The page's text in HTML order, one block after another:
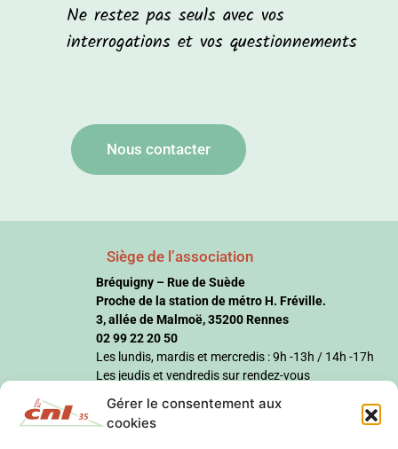
Gérer le consentement aux
cookies
Ne restez pas seuls avec vos
interrogations et vos questionnements
Nous contacter
Siège de l’association
Bréquigny – Rue de Suède
Proche de la station de métro H. Fréville.
3, allée de Malmoë, 35200 Rennes
02 99 22 20 50
Les lundis, mardis et mercredis : 9h -13h / 14h -17h
Les jeudis et vendredis sur rendez-vous